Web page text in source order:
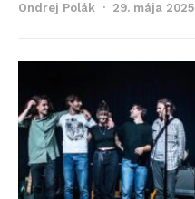
Ondrej Polák 29. mája 2025